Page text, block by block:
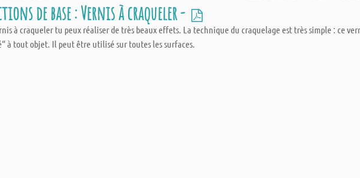
de base : Vernis à craqueler -
à craqueler tu peux réaliser de très beaux effets. La technique du craquelage est très simple : ce
à tout objet. Il peut être utilisé sur toutes les surfaces.